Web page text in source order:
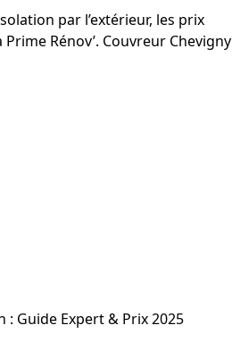
par l’extérieur, les prix
Rénov’. Couvreur Chevigny
Guide Expert & Prix 2025